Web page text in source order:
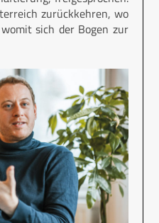
zurückkehren, wo
sich der Bogen zur